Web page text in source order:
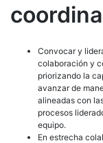
Convocar y
colaboración y
priorizando la
avanzar de
alineadas con
procesos
equipo.
En estrecha